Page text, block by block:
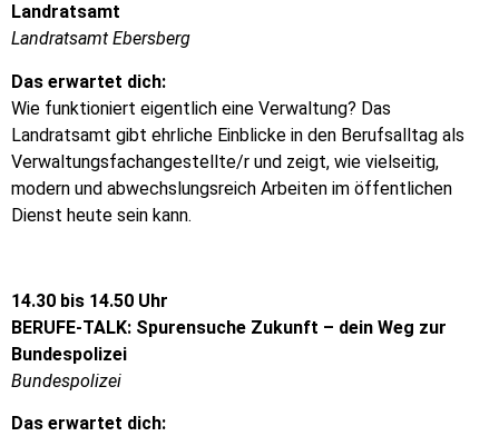
Landratsamt
Landratsamt Ebersberg
Das erwartet dich:
Wie funktioniert eigentlich eine Verwaltung? Das
Landratsamt gibt ehrliche Einblicke in den Berufsalltag als
Verwaltungsfachangestellte/r und zeigt, wie vielseitig,
modern und abwechslungsreich Arbeiten im öffentlichen
Dienst heute sein kann.
14.30 bis 14.50 Uhr
BERUFE-TALK: Spurensuche Zukunft – dein Weg zur
Bundespolizei
Bundespolizei
Das erwartet dich: